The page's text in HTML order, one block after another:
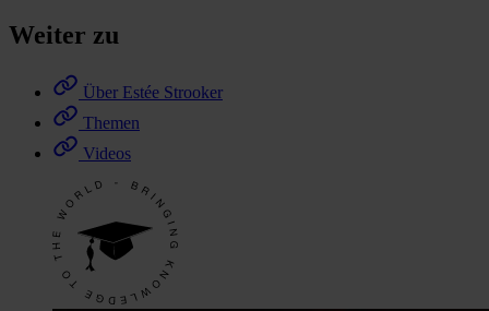
Weiter zu
Über Estée Strooker
Themen
Videos